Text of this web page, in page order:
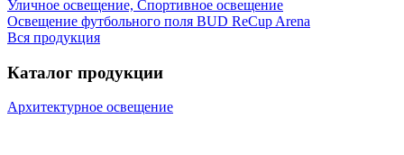
Уличное освещение, Спортивное освещение
Освещение футбольного поля BUD ReCup Arena
Вся продукция
Каталог продукции
Архитектурное освещение